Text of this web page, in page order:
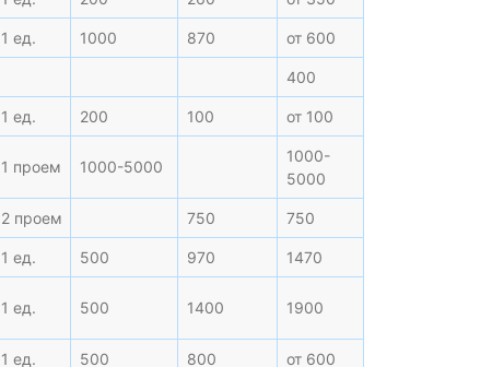
1 ед. 1000 870 от 600
400
1 ед. 200 100 от 100
1 проем 1000-5000
1000-
5000
2 проем 750 750
1 ед. 500 970 1470
1 ед. 500 1400 1900
1 ед. 500 800 от 600